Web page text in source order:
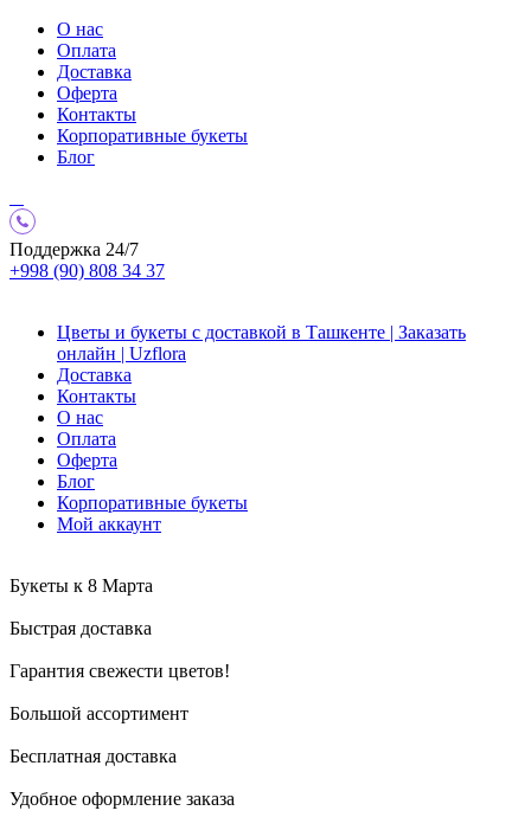
О нас
Оплата
Доставка
Оферта
Контакты
Корпоративные букеты
Блог
Поддержка 24/7
+998 (90) 808 34 37
Цветы и букеты с доставкой в Ташкенте | Заказать
онлайн | Uzflora
Доставка
Контакты
О нас
Оплата
Оферта
Блог
Корпоративные букеты
Мой аккаунт
Букеты к 8 Марта
Быстрая доставка
Гарантия свежести цветов!
Большой ассортимент
Бесплатная доставка
Удобное оформление заказа